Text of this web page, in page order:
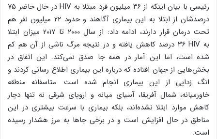
رئیسی با بیان اینکه از ۳۶ میلیون فرد مبتلا به HIV
در حال حاضر ۷۵
درصدشان از ابتلا به این بیماری آگاهند و حدود ۲۲ میلیون نفر هم
تحت درمان قرار دارند، ادامه داد: از سال ۲۰۰۰ تا ۲۰۱۷ میزان ابتلا
به HIV
۳۶ درصد کاهش یافته و در نتیجه مرگ ناشی از آن هم کم
شده است، اما این آمار در همه جا صدق نمی‌کند. این اتفاق در
بخش‌هایی از جهان افتاده که درباره این بیماری اطلاع رسانی کردند و
انگ زدایی از این بیماری انجام شده است. متاسفانه منطقه
خاورمیانه، شمال آفریقا، آسیای میانه و اروپای شرقی نه تنها دچار
کاهش موارد ابتلا نشده‌اند، بلکه بیماری با سرعت بیشتری در این
مناطق در حال افزایش است و در برخی جاها به مرز هشدار رسیده
است.